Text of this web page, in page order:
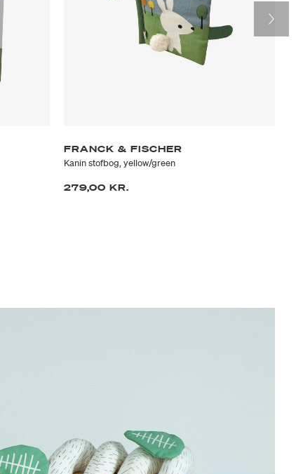
FRANCK & FISCHER
Kanin stofbog, yellow/green
279,00 KR.